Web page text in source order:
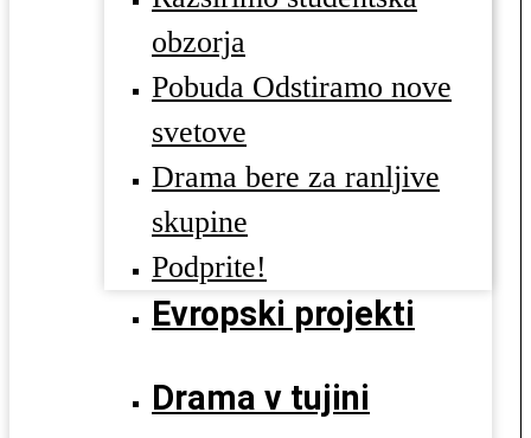
obzorja
Pobuda Odstiramo nove
svetove
Drama bere za ranljive
skupine
Podprite!
Evropski projekti
Drama v tujini